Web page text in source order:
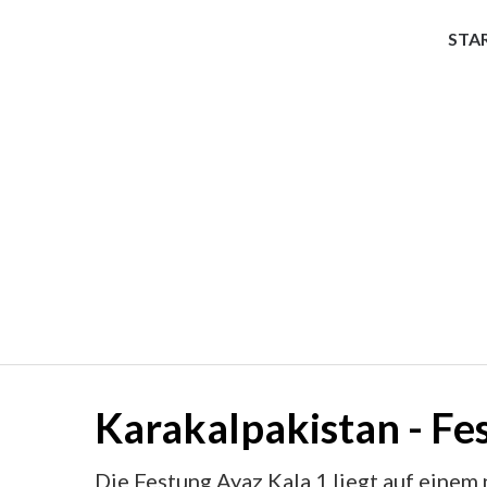
Karakalpakistan -
Die Festung Ayaz Kala 1 liegt auf